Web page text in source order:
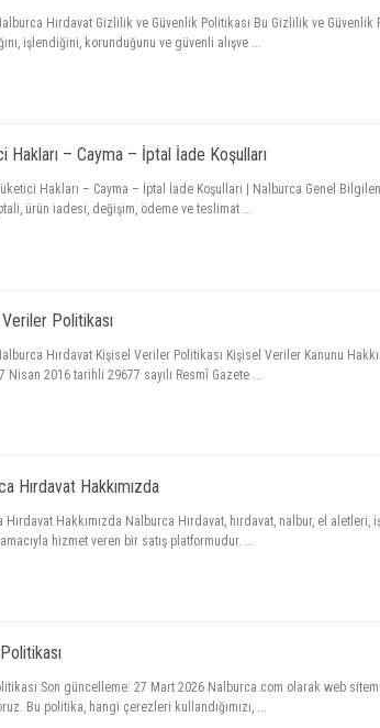
Hırdavat Gizlilik ve Güvenlik Politikası Bu Gizlilik ve
işlendiğini, korunduğunu ve güvenli alışve ...
Hakları – Cayma – İptal İade Koşulları
Hakları – Cayma – İptal İade Koşulları | Nalburca Genel
ürün iadesi, değişim, ödeme ve teslimat ...
Politikası
Hırdavat Kişisel Veriler Politikası Kişisel Veriler Kanunu
Nisan 2016 tarihli 29677 sayılı Resmî Gazete ...
Hırdavat Hakkımızda
Hırdavat Hakkımızda Nalburca Hırdavat, hırdavat, nalbur, el
hizmet veren bir satış platformudur. ...
Son güncelleme: 27 Mart 2026 Nalburca.com olarak web
Bu politika, hangi çerezleri kullandığımızı, ...